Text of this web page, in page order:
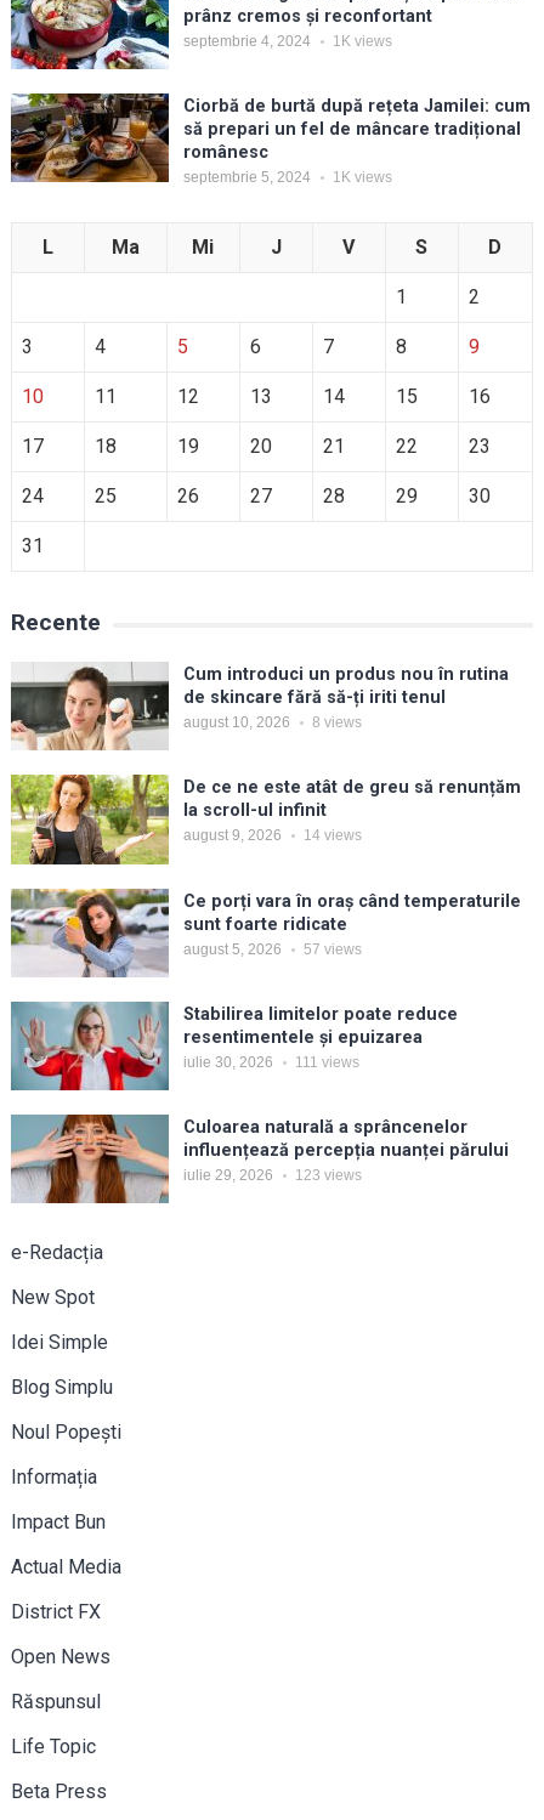
prânz cremos și reconfortant
septembrie 4, 2024 1Kviews
Ciorbă de burtă după rețeta Jamilei: cum
să prepari un fel de mâncare tradițional
românesc
septembrie 5, 2024 1Kviews
L Ma Mi J V S D
1 2
3 4 5 6 7 8 9
10 11 12 13 14 15 16
17 18 19 20 21 22 23
24 25 26 27 28 29 30
31
Recente
Cum introduci un produs nou în rutina
de skincare fără să-ți iriti tenul
august 10, 2026 8 views
De ce ne este atât de greu să renunțăm
la scroll-ul infinit
august 9, 2026 14 views
Ce porți vara în oraș când temperaturile
sunt foarte ridicate
august 5, 2026 57 views
Stabilirea limitelor poate reduce
resentimentele și epuizarea
iulie 30, 2026 111 views
Culoarea naturală a sprâncenelor
influențează percepția nuanței părului
iulie 29, 2026 123 views
e-Redacția
New Spot
Idei Simple
Blog Simplu
Noul Popești
Informația
Impact Bun
Actual Media
District FX
Open News
Răspunsul
Life Topic
Beta Press